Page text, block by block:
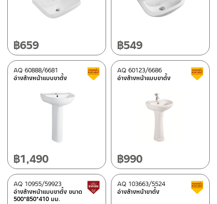
฿659 ฿549
อ่างล้างหน้าแบบขาตั้ง
AQ 60888/6681 สินค้าลดราคา เคลียร์สต็อก
฿1,490
อ่างล้างหน้าแบบขาตั้ง
AQ 60123/6686
฿990
อ่างล้างหน้าแบบขาตั้ง ขนาด
500*850*410 มม.
AQ 10955/59923 สินค้าปรับราคาลดลง
อ่างล้างหน้าขาตั้ง
AQ 103663/5524